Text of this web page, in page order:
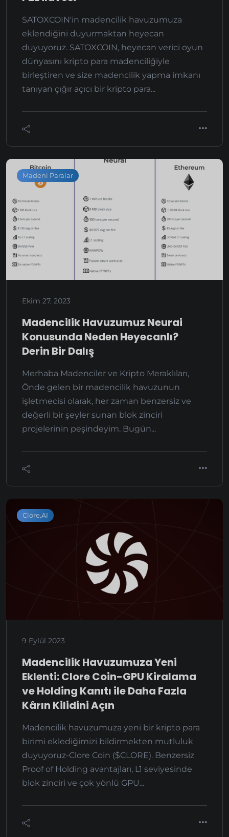
SATOXCOIN'in madencilik havuzumuza
eklendiğini duyurmaktan heyecan
duyuyoruz. SATOXCOIN, heyecan verici oyun
dünyasını kripto para madenciliğiyle
birleştiren ve size madencilik yapma imkanı
tanıyan çığır açıcı bir kripto para...
Madeni Paralar
Ekim 27, 2023
Madencilik Havuzumuz Neurai
Konusunda Neden Heyecanlı?
Derin Bir Dalış
Merhaba Madenciler ve Kripto Meraklıları,
Önde gelen bir madencilik havuzunun
işletmecisi olarak, her zaman benzersiz ve
değerli bir şeyler sunan blok zinciri
projelerinin peşindeyim. Bugün...
Clore.AI
9 Eylül 2023
Madencilik Havuzumuza Yeni
Eklenti: Clore Coin-GPU Kiralama
ve Holding Kanıtı ile Daha Fazla
Kârın Kilidini Açın
Madencilik havuzumuza yeni bir kripto para
birimi eklediğimizi bildirmekten mutluluk
duyuyoruz-Clore Coin ($CLORE). Benzersiz
Proof of Holding avantajları, L1 seviyesinde
blok zinciri ve çok yönlü GPU...